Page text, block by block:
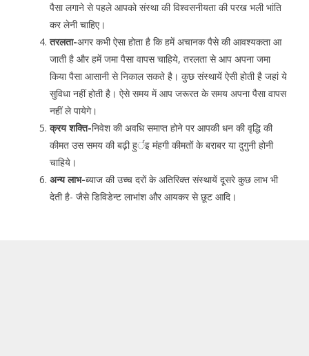
पैसा लगाने से पहले आपको संस्था की विश्वसनीयता की परख भली भांति
कर लेनी चाहिए।
तरलता-अगर कभी ऐसा होता है कि हमें अचानक पैसे की आवश्यकता आ
जाती है और हमें जमा पैसा वापस चाहिये, तरलता से आप अपना जमा
किया पैसा आसानी से निकाल सकते है। कुछ संस्थायें ऐसी होती है जहां ये
सुविधा नहीं होती है। ऐसे समय में आप जरूरत के समय अपना पैसा वापस
नहीं ले पायेगे।
क्रय शक्ति-निवेश की अवधि समाप्त होने पर आपकी धन की वृद्धि की
कीमत उस समय की बढ़ी हुर्इ मंहगी कीमतों के बराबर या दुगुनी होनी
चाहिये।
अन्य लाभ-ब्याज की उच्च दरों के अतिरिक्त संस्थायें दूसरे कुछ लाभ भी
देती है- जैसे डिविडेन्ट लाभांश और आयकर से छूट आदि।